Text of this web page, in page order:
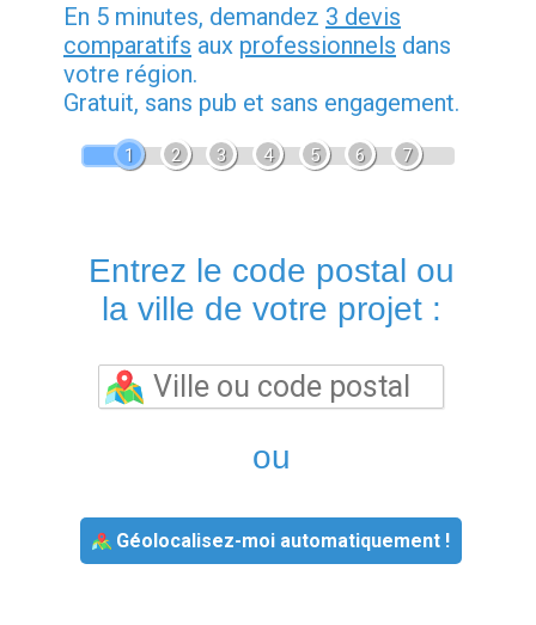
En 5 minutes, demandez 3 devis
comparatifs aux professionnels dans
votre région.
Gratuit, sans pub et sans engagement.
1 2 3 4 5 6 7
Entrez le code postal ou
la ville de votre projet :
ou
Géolocalisez-moi automatiquement !